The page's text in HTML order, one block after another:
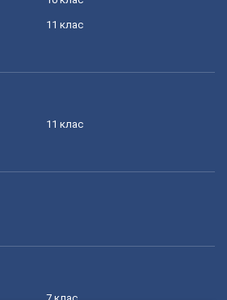
11 клас
11 клас